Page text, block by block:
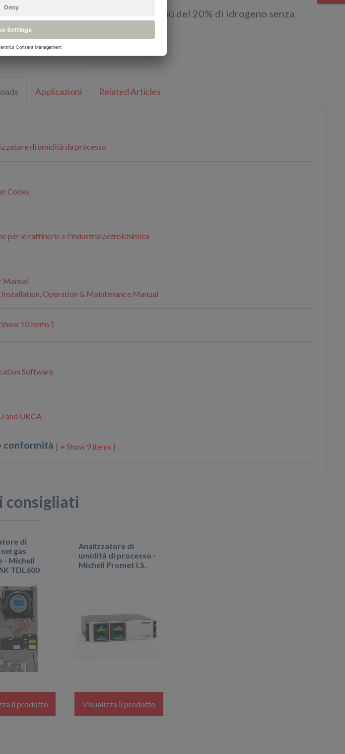
utilizzo in gas naturale contenente più del 20% di idrogeno senza
Applicazioni Related Articles
di umidità da processo
Codes
per le raffinerie e l'industria petrolchimica
Manual
Installation, Operation & Maintenance Manual
10 items ]
Software
and UKCA
conformità 9 items ]
consigliati
di
gas
- Michell
TDL600
il prodotto
Analizzatore di
umidità di processo -
Michell Promet I.S.
Visualizza il prodotto